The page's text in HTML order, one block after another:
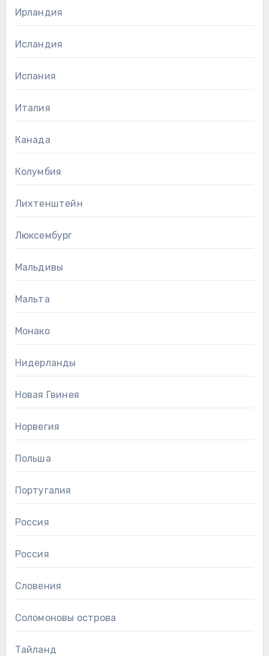
Ирландия
Исландия
Испания
Италия
Канада
Колумбия
Лихтенштейн
Люксембург
Мальдивы
Мальта
Монако
Нидерланды
Новая Гвинея
Норвегия
Польша
Португалия
Россия
Россия
Словения
Соломоновы острова
Тайланд